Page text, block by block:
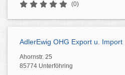
(0)
AdlerEwig OHG Export u. Import
Ahornstr. 25
85774 Unterföhring